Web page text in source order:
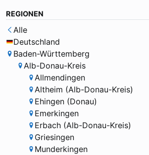
REGIONEN
Alle
Deutschland
Baden-Württemberg
Alb-Donau-Kreis
Allmendingen
Altheim (Alb-Donau-Kreis)
Ehingen (Donau)
Emerkingen
Erbach (Alb-Donau-Kreis)
Griesingen
Munderkingen